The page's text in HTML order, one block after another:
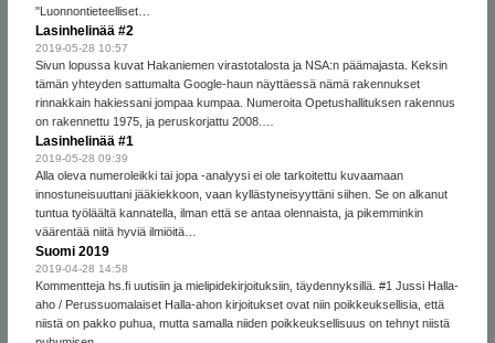
"Luonnontieteelliset…
Lasinhelinää #2
2019-05-28 10:57
Sivun lopussa kuvat Hakaniemen virastotalosta ja NSA:n päämajasta. Keksin
tämän yhteyden sattumalta Google-haun näyttäessä nämä rakennukset
rinnakkain hakiessani jompaa kumpaa. Numeroita Opetushallituksen rakennus
on rakennettu 1975, ja peruskorjattu 2008.…
Lasinhelinää #1
2019-05-28 09:39
Alla oleva numeroleikki tai jopa -analyysi ei ole tarkoitettu kuvaamaan
innostuneisuuttani jääkiekkoon, vaan kyllästyneisyyttäni siihen. Se on alkanut
tuntua työläältä kannatella, ilman että se antaa olennaista, ja pikemminkin
väärentää niitä hyviä ilmiöitä…
Suomi 2019
2019-04-28 14:58
Kommentteja hs.fi uutisiin ja mielipidekirjoituksiin, täydennyksillä. #1 Jussi Halla-
aho / Perussuomalaiset Halla-ahon kirjoitukset ovat niin poikkeuksellisia, että
niistä on pakko puhua, mutta samalla niiden poikkeuksellisuus on tehnyt niistä